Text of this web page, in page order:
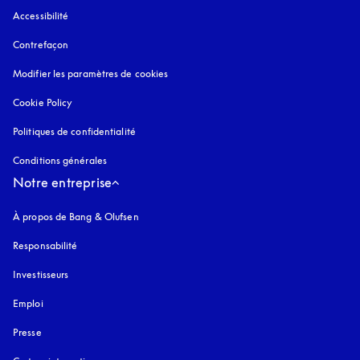
Accessibilité
Contrefaçon
Modifier les paramètres de cookies
Cookie Policy
Politiques de confidentialité
Conditions générales
Notre entreprise
À propos de Bang & Olufsen
Responsabilité
Investisseurs
Emploi
Presse